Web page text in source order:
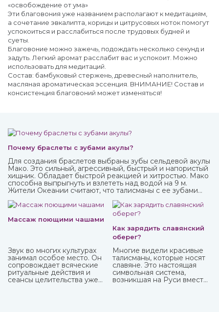
«освобождение от ума»
Эти благовония уже названием располагают к медитациям,
а сочетание эвкалипта, корицы и цитрусовых ноток помогут
успокоиться и расслабиться после трудовых будней и
суеты.
Благовоние можно зажечь, подождать несколько секунд и
задуть. Легкий аромат расслабит вас и успокоит. Можно
использовать для медитаций.
Состав: бамбуковый стержень, древесный наполнитель,
масляная ароматическая эссенция. ВНИМАНИЕ! Состав и
консистенция благовоний может изменяться!
Почему браслеты с зубами акулы?
Для создания браслетов выбраны зубы сельдевой акулы
Мако. Это сильный, агрессивный, быстрый и напористый
хищник. Обладает быстрой реакцией и хитростью. Мако
способна выпрыгнуть и взлететь над водой на 9 м.
Жители Океании считают, что талисманы с ее зубами
Массаж поющими чашами
Звук во многих культурах
занимал особое место. Он
сопровождает всяческие
ритуальные действия и
сеансы целительства уже
Как зарядить славянский
оберег?
Многие видели красивые
талисманы, которые носят
славяне. Это настоящая
символьная система,
возникшая на Руси вместе